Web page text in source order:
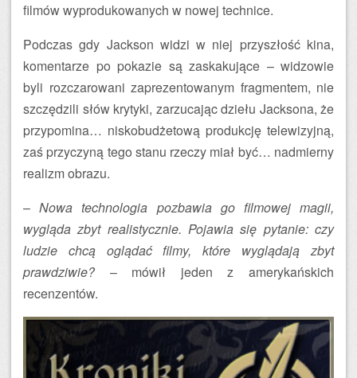
filmów wyprodukowanych w nowej technice.
Podczas gdy Jackson widzi w niej przyszłość kina,
komentarze po pokazie są zaskakujące – widzowie
byli rozczarowani zaprezentowanym fragmentem, nie
szczędzili słów krytyki, zarzucając dziełu Jacksona, że
przypomina… niskobudżetową produkcję telewizyjną,
zaś przyczyną tego stanu rzeczy miał być… nadmierny
realizm obrazu.
–Nowa technologia pozbawia go filmowej magii,
wygląda zbyt realistycznie. Pojawia się pytanie: czy
ludzie chcą oglądać filmy, które wyglądają zbyt
prawdziwie?– mówił jeden z amerykańskich
recenzentów.